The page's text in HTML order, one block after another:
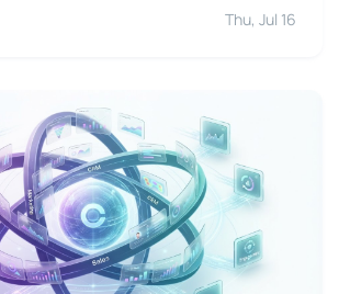
Thu, Jul 16